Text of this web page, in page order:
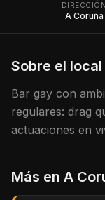
DIRECCIÓN
A Coruña
Sobre el local
Bar gay con
regulares: drag
actuaciones en
Más en A